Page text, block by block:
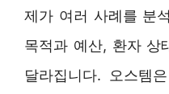
제가 여러 사례를 분
목적과 예산, 환자 상
달라집니다. 오스템